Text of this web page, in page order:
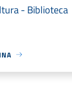
- Biblioteca